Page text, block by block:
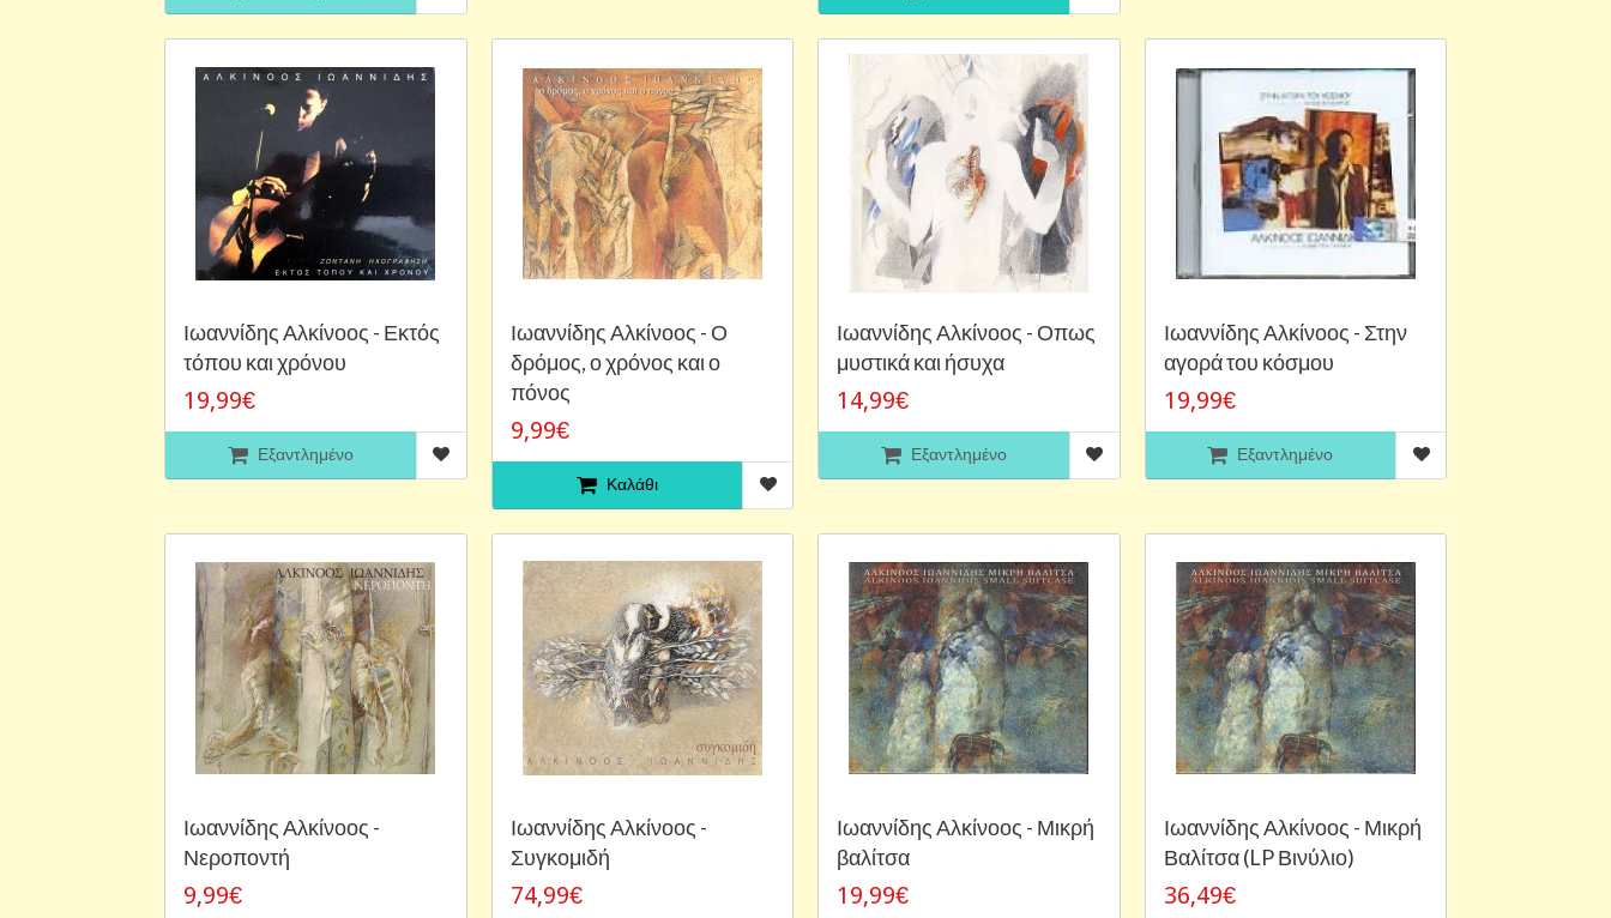
Ιωαννίδης Αλκίνοος - Εκτός
τόπου και χρόνου
19,99€
Εξαντλημένο
Ιωαννίδης Αλκίνοος - Ο
δρόμος, ο χρόνος και ο
πόνος
9,99€
Καλάθι
Ιωαννίδης Αλκίνοος - Οπως
μυστικά και ήσυχα
14,99€
Εξαντλημένο
Ιωαννίδης Αλκίνοος - Στην
αγορά του κόσμου
19,99€
Εξαντλημένο
Ιωαννίδης Αλκίνοος -
Νεροποντή
9,99€
Ιωαννίδης Αλκίνοος -
Συγκομιδή
74,99€
Ιωαννίδης Αλκίνοος - Μικρή
βαλίτσα
19,99€
Ιωαννίδης Αλκίνοος - Μικρή
Βαλίτσα (LP Βινύλιο)
36,49€